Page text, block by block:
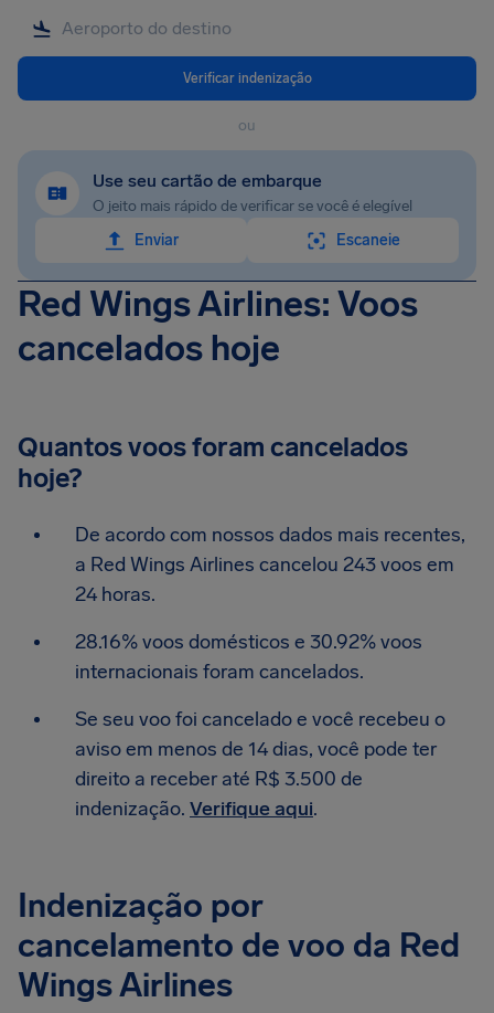
Verificar indenização
ou
Use seu cartão de embarque
O jeito mais rápido de verificar se você é elegível
Enviar
Escaneie
Red Wings Airlines: Voos
cancelados hoje
Quantos voos foram cancelados
hoje?
De acordo com nossos dados mais recentes,
a Red Wings Airlines cancelou 243 voos em
24 horas.
28.16% voos domésticos e 30.92% voos
internacionais foram cancelados.
Se seu voo foi cancelado e você recebeu o
aviso em menos de 14 dias, você pode ter
direito a receber até R$ 3.500 de
indenização. Verifique aqui.
Indenização por
cancelamento de voo da Red
Wings Airlines